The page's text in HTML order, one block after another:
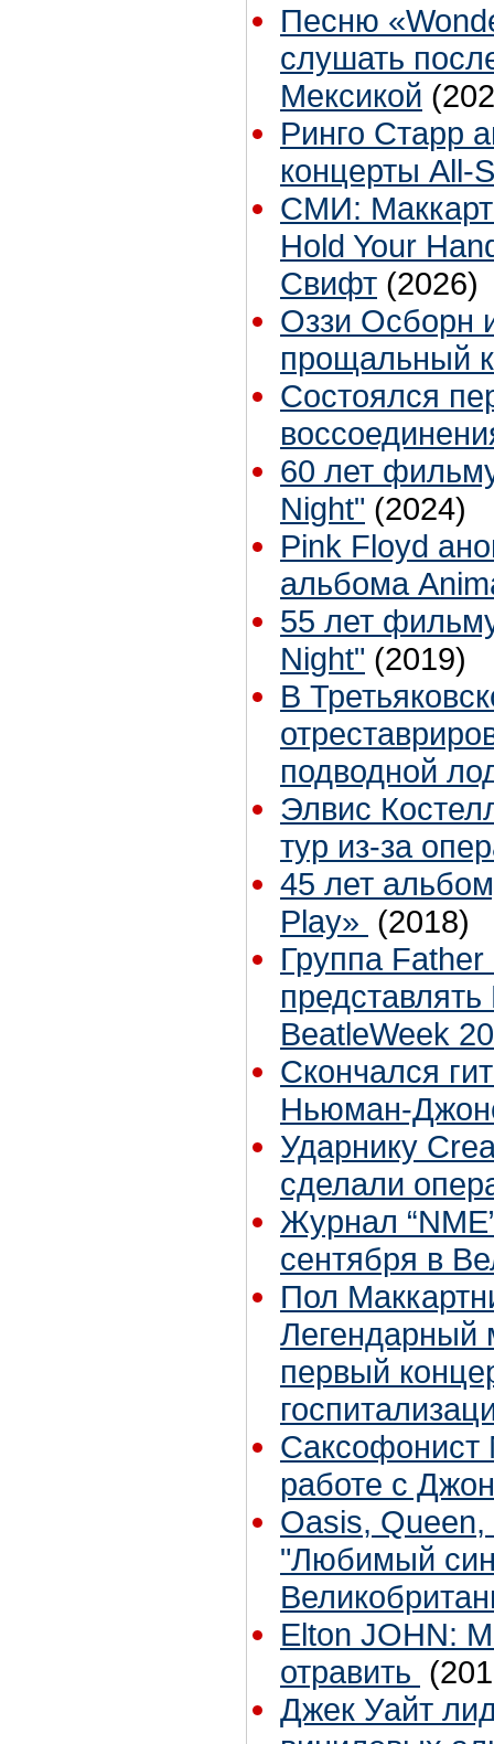
Песню
слушать
Мексикой
Ринго Старр
концерты All-
СМИ:
Hold Your
Свифт (2026)
Оззи Осборн
прощальный
Состоялся
60 лет
Night" (2024)
Pink Floyd
альбома
55 лет
Night" (2019)
В
подводной
Элвис
тур из-за
45 лет
Play» (2018)
Группа
BeatleWeek
Скончался
Ньюман-
Ударнику
сделали
Журнал
сентября в
Пол
Легендарный
первый
Саксофонист
работе с
Oasis,
"Любимый
Elton JOHN:
отравить
Джек Уайт